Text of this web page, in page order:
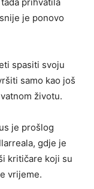
je ponovo
spasiti svoju
samo kao još
životu.
je prošlog
gdje je
kritičare koji su
vrijeme.